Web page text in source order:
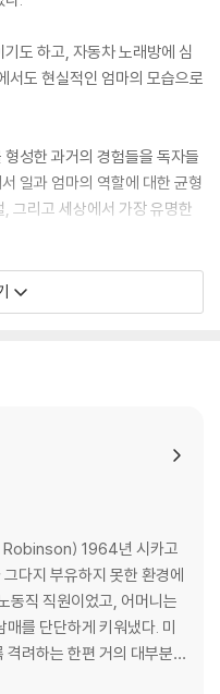
도 하고, 자동차 노래방에 심
서도 현실적인 엄마의 모습으로
성한 과거의 경험들을 독자들
일과 엄마의 역할에 대한 균형
그리고 세상에서 가장 유명한
, 사적으로 경험했던 성공과 좌
로써 살아왔던 그대로 이야기를
의 영혼과 실체에 대한 지극히
BOOK OF THE YEA
THE YEAR
OBSERVER, GUARDIAN,
Robinson) 1964년 시카고
다지 부유하지 못한 환경에
동직 직원이었고, 어머니는
를 단단하게 키워냈다. 미
려하는 한편 거의 대부분의
었고, 이는 두 남매에게 큰